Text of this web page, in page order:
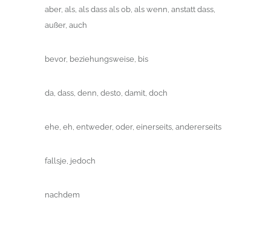
aber, als, als dass als ob, als wenn, anstatt dass,
außer, auch
bevor, beziehungsweise, bis
da, dass, denn, desto, damit, doch
ehe, eh, entweder, oder, einerseits, andererseits
fallsje, jedoch
nachdem